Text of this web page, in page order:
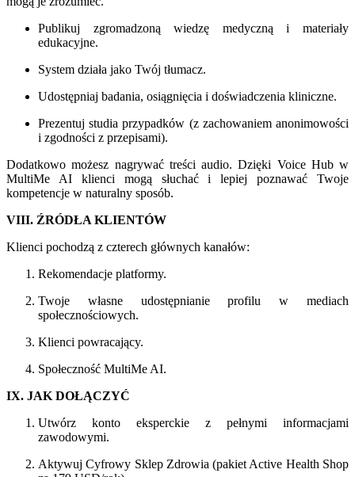
Publikuj zgromadzoną wiedzę medyczną i materiały
edukacyjne.
System działa jako Twój tłumacz.
Udostępniaj badania, osiągnięcia i doświadczenia kliniczne.
Prezentuj studia przypadków (z zachowaniem anonimowości
i zgodności z przepisami).
Dodatkowo możesz nagrywać treści audio. Dzięki Voice Hub w
MultiMe AI klienci mogą słuchać i lepiej poznawać Twoje
kompetencje w naturalny sposób.
VIII. ŹRÓDŁA KLIENTÓW
Klienci pochodzą z czterech głównych kanałów:
Rekomendacje platformy.
Twoje własne udostępnianie profilu w mediach
społecznościowych.
Klienci powracający.
Społeczność MultiMe AI.
IX. JAK DOŁĄCZYĆ
Utwórz konto eksperckie z pełnymi informacjami
zawodowymi.
Aktywuj Cyfrowy Sklep Zdrowia (pakiet Active Health Shop